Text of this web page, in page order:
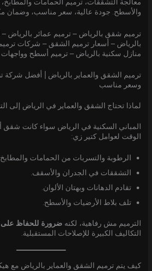
معالجة التشققات، ترميم الحمامات والمطابخ،
والأسطح. جودة عالية، سعر مناسب، وضمان
ترميم شقق بالرياض – ترميم عمائر بالرياض
بالرياض – أسعار ترميم الشقق – شركات
منازل سكنية بالرياض – ترميم أسطح وواجهات
ترميم الشقق والعماير بالرياض | أفضل شركة
وسعر مناسب
لماذا تحتاج الشقق والعماير في الرياض إلى
المباني السكنية في الرياض سواء كانت شقق
الوقت لعوامل كتير زي:
الرطوبة والتسربات من الحمامات
التشققات في الجدران والأسقف.
تقادم الدهانات وبهتان الألوان.
تلف بلاط الأرضيات والأسطح.
الترميم مش رفاهية، لكنه ضرورة للحفاظ على
التكاليف الكبيرة للإصلاحات المستقبلية.
كيف يتم ترميم الشقق والعماير بالرياض مع